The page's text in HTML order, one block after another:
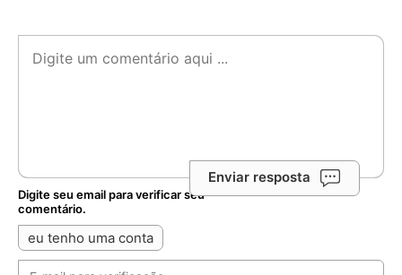
Enviar resposta
Digite seu email para verificar seu
comentário.
eu tenho uma conta